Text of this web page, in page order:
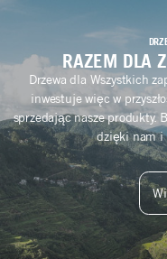
RAZEM DLA
Drzewa dla Wszystkich
inwestuje więc w
sprzedając nasze produkty.
dzięki nam i